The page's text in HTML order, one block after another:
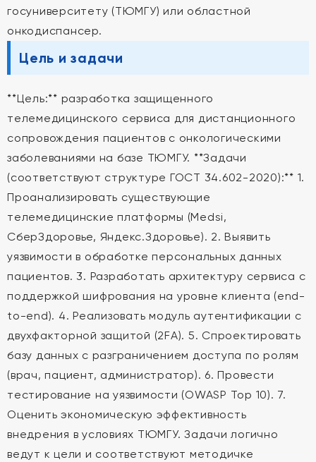
госуниверситету (ТЮМГУ) или областной
онкодиспансер.
Цель и задачи
**Цель:** разработка защищенного
телемедицинского сервиса для дистанционного
сопровождения пациентов с онкологическими
заболеваниями на базе ТЮМГУ. **Задачи
(соответствуют структуре ГОСТ 34.602-2020):** 1.
Проанализировать существующие
телемедицинские платформы (Medsi,
СберЗдоровье, Яндекс.Здоровье). 2. Выявить
уязвимости в обработке персональных данных
пациентов. 3. Разработать архитектуру сервиса с
поддержкой шифрования на уровне клиента (end-
to-end). 4. Реализовать модуль аутентификации с
двухфакторной защитой (2FA). 5. Спроектировать
базу данных с разграничением доступа по ролям
(врач, пациент, администратор). 6. Провести
тестирование на уязвимости (OWASP Top 10). 7.
Оценить экономическую эффективность
внедрения в условиях ТЮМГУ. Задачи логично
ведут к цели и соответствуют методичке